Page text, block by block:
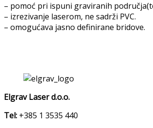
– pomoć pri ispuni graviranih
– izrezivanje laserom, ne sadrži PVC.
– omogućava jasno definirane bridove.
Elgrav Laser d.o.o.
Tel: +385 1 3535 440